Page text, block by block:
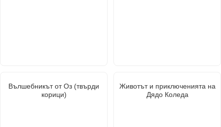
Вълшебникът от Оз (твърди
корици)
Животът и приключенията на
Дядо Коледа